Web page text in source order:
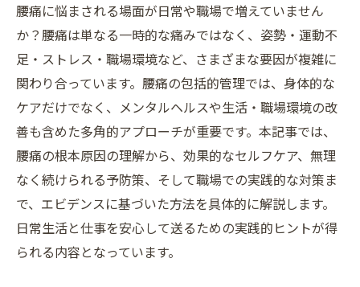
腰痛に悩まされる場面が日常や職場で増えていません
か？腰痛は単なる一時的な痛みではなく、姿勢・運動不
足・ストレス・職場環境など、さまざまな要因が複雑に
関わり合っています。腰痛の包括的管理では、身体的な
ケアだけでなく、メンタルヘルスや生活・職場環境の改
善も含めた多角的アプローチが重要です。本記事では、
腰痛の根本原因の理解から、効果的なセルフケア、無理
なく続けられる予防策、そして職場での実践的な対策ま
で、エビデンスに基づいた方法を具体的に解説します。
日常生活と仕事を安心して送るための実践的ヒントが得
られる内容となっています。